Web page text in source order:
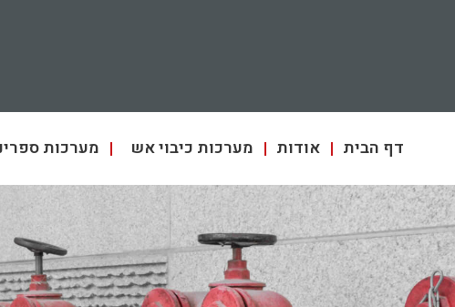
דף הבית אודות מערכות כיבוי אש מערכות